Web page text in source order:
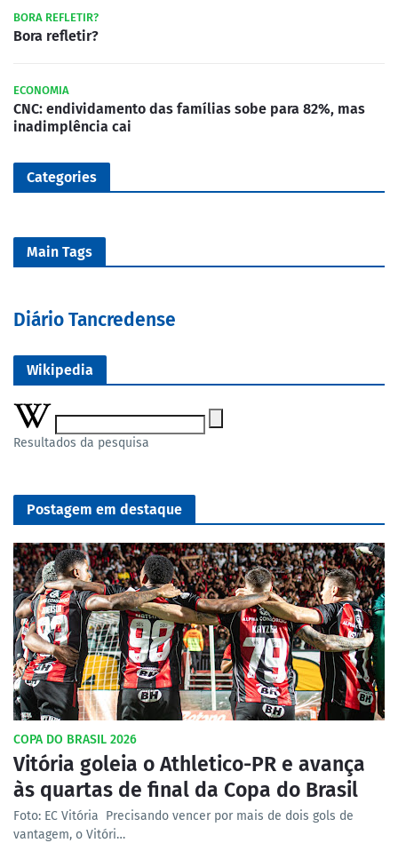
BORA REFLETIR?
Bora refletir?
ECONOMIA
CNC: endividamento das famílias sobe para 82%, mas
inadimplência cai
Categories
Main Tags
Diário Tancredense
Wikipedia
Resultados da pesquisa
Postagem em destaque
COPA DO BRASIL 2026
Vitória goleia o Athletico-PR e avança
às quartas de final da Copa do Brasil
Foto: EC Vitória Precisando vencer por mais de dois gols de
vantagem, o Vitóri…